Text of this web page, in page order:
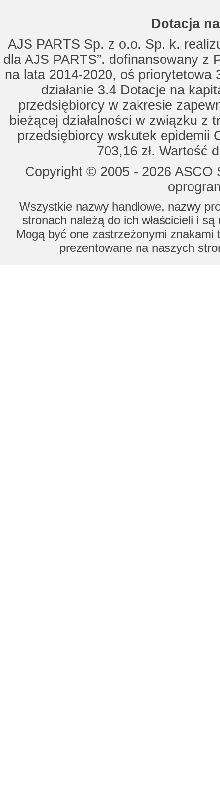
Dotacja
AJS PARTS Sp. z o.o. Sp. k.
dla AJS PARTS”. dofinansowany z
na lata 2014-2020, oś priorytetowa
działanie 3.4 Dotacje na
przedsiębiorcy w zakresie
bieżącej działalności w związku z
przedsiębiorcy wskutek epidemii
703,16 zł. Wartość
Copyright © 2005 - 2026
Wszystkie nazwy handlowe, nazwy
stronach należą do ich właścicieli i
Mogą być one zastrzeżonymi znakami
prezentowane na naszych